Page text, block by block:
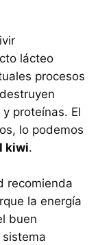
lácteo
procesos
proteínas. El
lo podemos
kiwi.
recomienda
la energía
buen